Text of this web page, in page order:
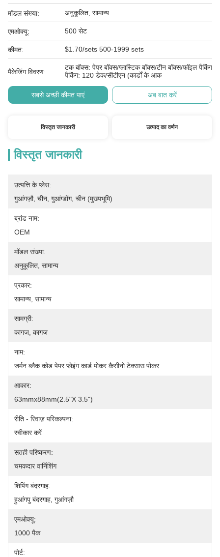
मॉडल संख्या: अनुकूलित, सामान्य
एमओक्यू: 500 सेट
कीमत: $1.70/sets 500-1999 sets
पैकेजिंग विवरण:
टक बॉक्स: पेपर बॉक्स/प्लास्टिक बॉक्स/टीन बॉक्स/फॉइल पैकिंग
पैकिंग: 120 डेक/सीटीएन (कार्डों के आक
सबसे अच्छी कीमत पाएं अब बात करें
विस्तृत जानकारी उत्पाद का वर्णन
विस्तृत जानकारी
उत्पत्ति के प्लेस:
गुआंगज़ौ, चीन, गुआंग्डोंग, चीन (मुख्यभूमि)
ब्रांड नाम:
OEM
मॉडल संख्या:
अनुकूलित, सामान्य
प्रकार:
सामान्य, सामान्य
सामग्री:
कागज, कागज
नाम:
जर्मन ब्लैक कोड पेपर प्लेइंग कार्ड पोकर कैसीनो टेक्सास पोकर
आकार:
63mmx88mm(2.5"x 3.5")
रीति - रिवाज़ परिकल्पना:
स्वीकार करें
सतही परिष्करण:
चमकदार वार्निशिंग
शिपिंग बंदरगाह:
हुआंगपु बंदरगाह, गुआंगज़ौ
एमओक्यू:
1000 पैक
पोर्ट: